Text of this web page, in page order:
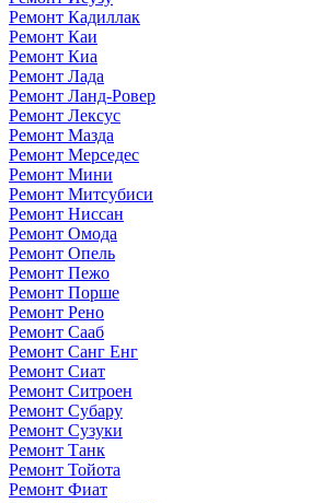
Ремонт Кадиллак
Ремонт Каи
Ремонт Киа
Ремонт Лада
Ремонт Ланд-Ровер
Ремонт Лексус
Ремонт Мазда
Ремонт Мерседес
Ремонт Мини
Ремонт Митсубиси
Ремонт Ниссан
Ремонт Омода
Ремонт Опель
Ремонт Пежо
Ремонт Порше
Ремонт Рено
Ремонт Сааб
Ремонт Санг Енг
Ремонт Сиат
Ремонт Ситроен
Ремонт Субару
Ремонт Сузуки
Ремонт Танк
Ремонт Тойота
Ремонт Фиат